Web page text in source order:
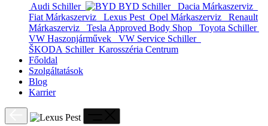
Audi Schiller BYD Schiller
Dacia Márkaszerviz
Fiat Márkaszerviz
Lexus Pest Opel Márkaszerviz
Renault
Márkaszerviz
Tesla Approved Body Shop
Toyota Schiller
VW Haszonjárművek
VW Service Schiller
ŠKODA Schiller Karosszéria Centrum
Főoldal
Szolgáltatások
Blog
Karrier